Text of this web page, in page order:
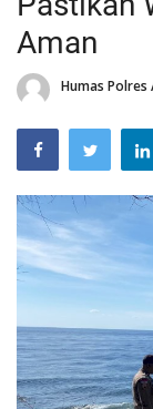
Reskrim
Binkam
Lantas
Giat Ops
Mitra Polisi
Polisi Kita
Aman
Humas Polres